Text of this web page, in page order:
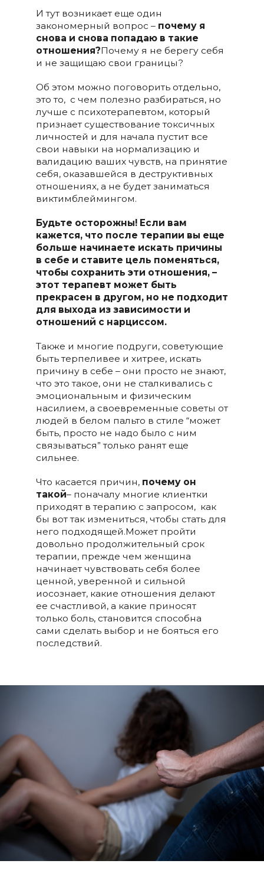
И тут возникает еще один
закономерный вопрос – почему я
снова и снова попадаю в такие
отношения?Почему я не берегу себя
и не защищаю свои границы?
Об этом можно поговорить отдельно,
это то, с чем полезно разбираться, но
лучше с психотерапевтом, который
признает существование токсичных
личностей и для начала пустит все
свои навыки на нормализацию и
валидацию ваших чувств, на принятие
себя, оказавшейся в деструктивных
отношениях, а не будет заниматься
виктимблеймингом.
Будьте осторожны! Если вам
кажется, что после терапии вы еще
больше начинаете искать причины
в себе и ставите цель поменяться,
чтобы сохранить эти отношения, –
этот терапевт может быть
прекрасен в другом, но не подходит
для выхода из зависимости и
отношений с нарциссом.
Также и многие подруги, советующие
быть терпеливее и хитрее, искать
причину в себе – они просто не знают,
что это такое, они не сталкивались с
эмоциональным и физическим
насилием, а своевременные советы от
людей в белом пальто в стиле “может
быть, просто не надо было с ним
связываться” только ранят еще
сильнее.
Что касается причин, почему он
такой– поначалу многие клиентки
приходят в терапию с запросом, как
бы вот так измениться, чтобы стать для
него подходящей.Может пройти
довольно продолжительный срок
терапии, прежде чем женщина
начинает чувствовать себя более
ценной, уверенной и сильной
иосознает, какие отношения делают
ее счастливой, а какие приносят
только боль, становится способна
сами сделать выбор и не бояться его
последствий.